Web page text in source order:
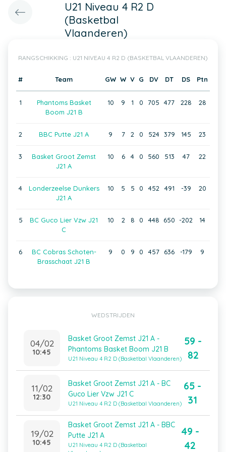
U21 Niveau 4 R2 D
(Basketbal
Vlaanderen)
RANGSCHIKKING : U21 NIVEAU 4 R2 D (BASKETBAL VLAANDEREN)
# Team GW W V G DV DT DS Ptn
1
Phantoms Basket
Boom J21 B
10 9 1 0 705 477 228 28
2 BBC Putte J21 A 9 7 2 0 524 379 145 23
3
Basket Groot Zemst
J21 A
10 6 4 0 560 513 47 22
4
Londerzeelse Dunkers
J21 A
10 5 5 0 452 491 -39 20
5
BC Guco Lier Vzw J21
C
10 2 8 0 448 650 -202 14
6
BC Cobras Schoten-
Brasschaat J21 B
9 0 9 0 457 636 -179 9
WEDSTRIJDEN
04/02
10:45
Basket Groot Zemst J21 A -
Phantoms Basket Boom J21 B
U21 Niveau 4 R2 D (Basketbal Vlaanderen)
59 -
82
11/02
12:30
Basket Groot Zemst J21 A - BC
Guco Lier Vzw J21 C
U21 Niveau 4 R2 D (Basketbal Vlaanderen)
65 -
31
19/02
10:45
Basket Groot Zemst J21 A - BBC
Putte J21 A
U21 Niveau 4 R2 D (Basketbal
49 -
42